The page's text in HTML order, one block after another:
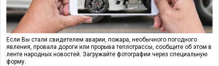
Если Вы стали свидетелем аварии, пожара, необычного погодного
явления, провала дороги или прорыва теплотрассы, сообщите об этом в
ленте народных новостей. Загружайте фотографии через специальную
форму.